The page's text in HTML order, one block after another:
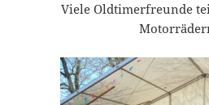
Viele Oldtimerfreunde